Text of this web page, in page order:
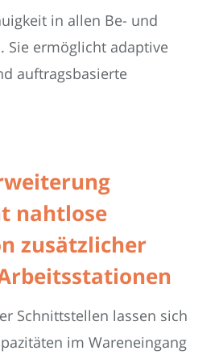
in allen Be- und
Sie ermöglicht adaptive
auftragsbasierte
nahtlose
zusätzlicher
Schnittstellen lassen sich
im Wareneingang